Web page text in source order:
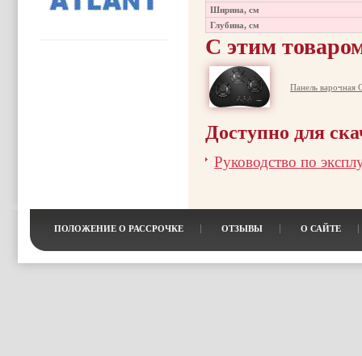
Ширина, см
Глубина, см
С этим
Панель варочная
Доступно для
Руководство по
ПОЛОЖЕНИЕ О РАССРОЧКЕ ОТЗЫВЫ О САЙТЕ